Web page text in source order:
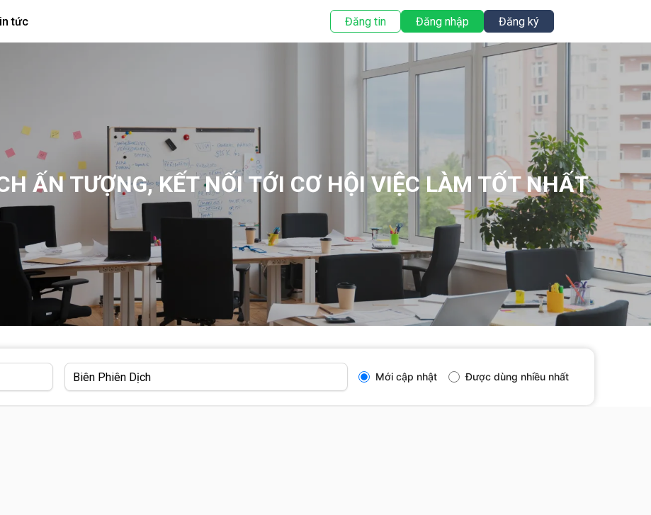
tức Đăng tin Đăng nhập Đăng ký
ẤN TƯỢNG, KẾT NỐI TỚI CƠ HỘI VIỆC LÀM TỐT NHẤT
Mới cập nhật Được dùng nhiều nhất